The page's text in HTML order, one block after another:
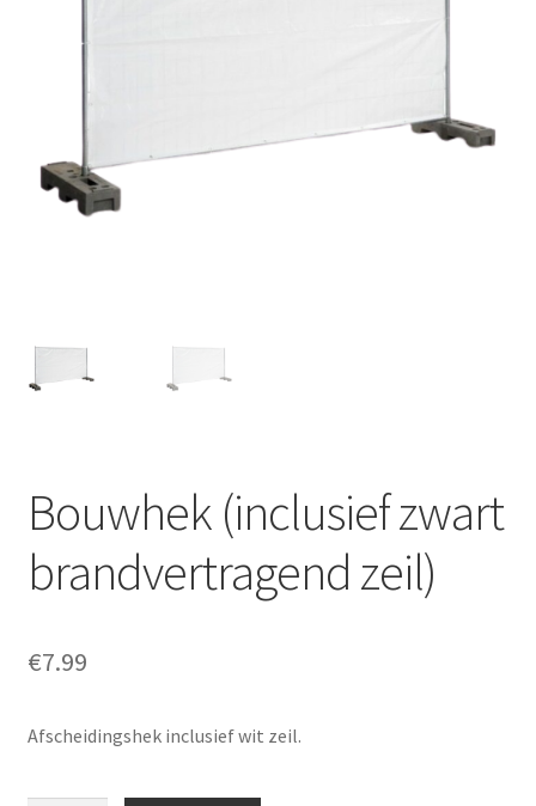
Offerte aanvraag
Privacybeleid
Bouwhek (inclusief zwart
brandvertragend zeil)
€7.99
Afscheidingshek inclusief wit zeil.